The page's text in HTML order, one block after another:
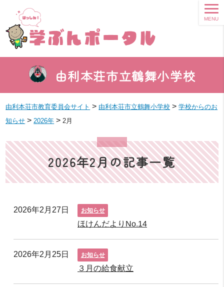
由利本荘市立鶴舞小学校
MENU
由利本荘市教育委員会サイト > 由利本荘市立鶴舞小学校 >学校からのお
知らせ > 2026年 > 2月
2026年2月の記事一覧
2026年2月27日 お知らせ
ほけんだよりNo.14
2026年2月25日 お知らせ
３月の給食献立